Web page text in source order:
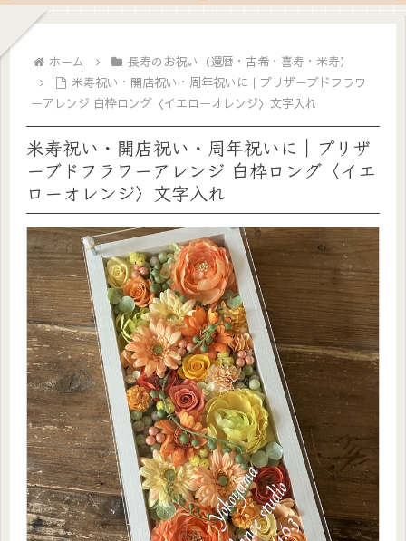
ホーム
長寿のお祝い（還暦・古希・喜寿・米寿）
米寿祝い・開店祝い・周年祝いに｜プリザーブドフラワ
ーアレンジ 白枠ロング〈イエローオレンジ〉文字入れ
米寿祝い・開店祝い・周年祝いに｜プリザ
ーブドフラワーアレンジ 白枠ロング〈イエ
ローオレンジ〉文字入れ